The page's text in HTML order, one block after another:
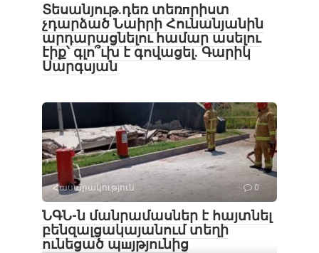
Տեսանյութ․դեռ տեռпրիստ
չդարձած Նաիրի Հունանյանին
արդարացնելու համար ասելու
էիք՝ գլո՞ւխ է գովացել. Գարիկ
Սարգսյան
Հասարակություն 0
ՆԳՆ-ն մանրամասներ է հայտնել
բենզալցակայանում տեղի
ունեցած պшյթյունից